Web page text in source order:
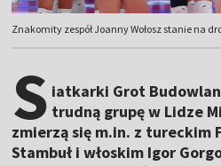
Znakomity zespół Joanny Wołosz stanie na
S iatkarki Grot
trudną grupę w Lidze
zmierzą się m.in. z tureckim
Stambuł i włoskim Igor